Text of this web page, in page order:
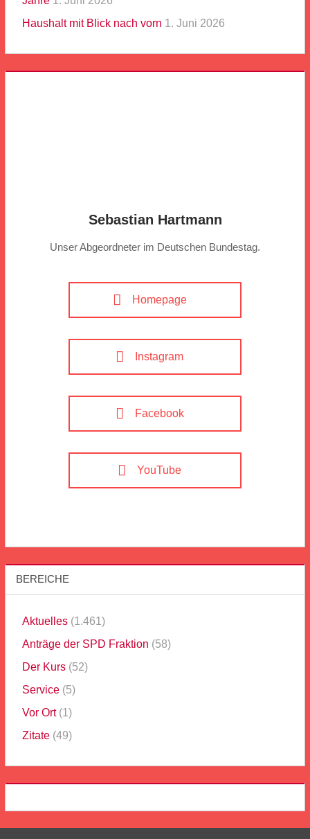
Haushalt mit Blick nach vorn 1. Juni 2026
Sebastian Hartmann
Unser Abgeordneter im Deutschen Bundestag.
Homepage
Instagram
Facebook
YouTube
BEREICHE
Aktuelles(1.461)
Anträge der SPD Fraktion (58)
Der Kurs(52)
Service(5)
Vor Ort(1)
Zitate(49)